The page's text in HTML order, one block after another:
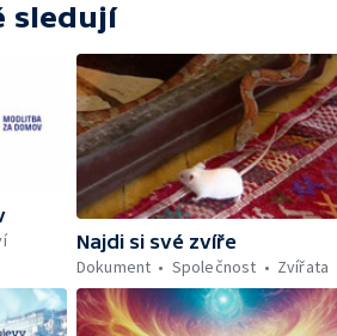
sledují
Najdi si své zvíře
Dokument
Společnost Zvířata